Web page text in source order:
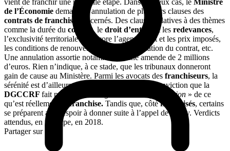
vient de franchir une nouvelle étape. Dans les deux cas, le Ministre
de l’Économie demande l’annulation de plusieurs clauses des
contrats de franchise
concernés. Des clauses relatives à des thèmes
comme la durée du contrat, le droit d’entrée et les redevances,
l’exclusivité territoriale ou encore l’agencement et les prix imposés,
les conditions de renouvellement ou de résiliation du contrat, etc.
Une annulation assortie notamment d’une amende de 2 millions
d’euros. Rien n’indique, à ce stade, que les tribunaux donneront
gain de cause au Ministère. Parmi les avocats des franchiseurs, la
sérénité est d’ailleurs de mise. Reposant sur la conviction que la
DGCCRF fait preuve d’une « grande incompréhension » de ce
qu’est réellement
la franchise. Tandis que, côtéfranchisés, certains
se préparent avec espoir à donner suite à l’appel de Bercy. Verdicts
attendus, en principe, en 2018.
Partager sur :